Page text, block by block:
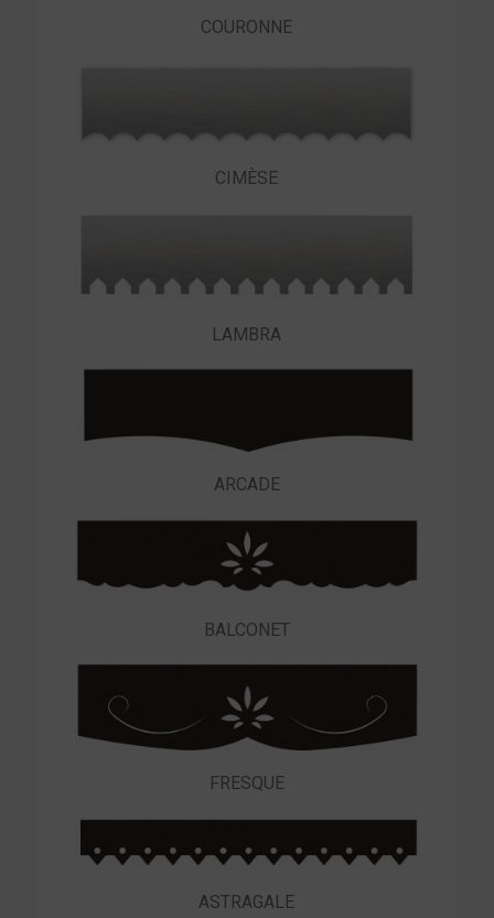
COURONNE
CIMÈSE
LAMBRA
ARCADE
BALCONET
FRESQUE
ASTRAGALE